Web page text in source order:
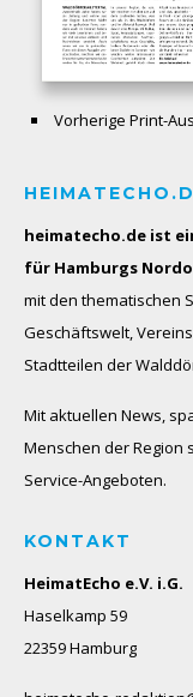
Vorherige Print-
heimatecho.de ist
für Hamburgs
mit den thematischen
Geschäftswelt,
Stadtteilen der
Mit aktuellen News,
Menschen der Region
Service-Angeboten.
KONTAKT
HeimatEcho e.V. i.G.
Haselkamp 59
22359 Hamburg